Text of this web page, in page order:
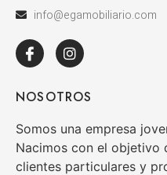
info@egamobiliario.com
NOSOTROS
Somos una empresa
Nacimos con el objetivo
clientes particulares y